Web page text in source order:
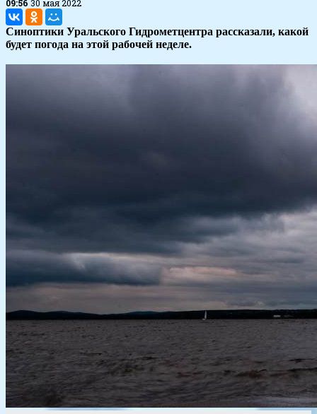
09:56 30 мая 2022
Синоптики Уральского Гидрометцентра рассказали, какой
будет погода на этой рабочей неделе.